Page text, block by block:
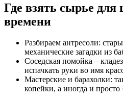
Где взять сырье для
времени
Разбираем антресоли:
механические загадки из
Соседская помойка –
испачкать руки во имя
Мастерские и барахолки:
копейки, а иногда и просто